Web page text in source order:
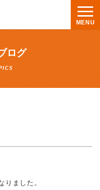
MENU
ログ
ました。